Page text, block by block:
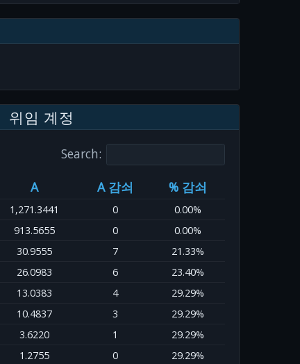
위임 계정
Search:
A A 감쇠 % 감쇠
1,271.3441 0
0.00%
913.5655 0
0.00%
30.9555 7
21.33%
26.0983 6
23.40%
13.0383 4
29.29%
10.4837 3
29.29%
3.6220 1
29.29%
1.2755 0
29.29%